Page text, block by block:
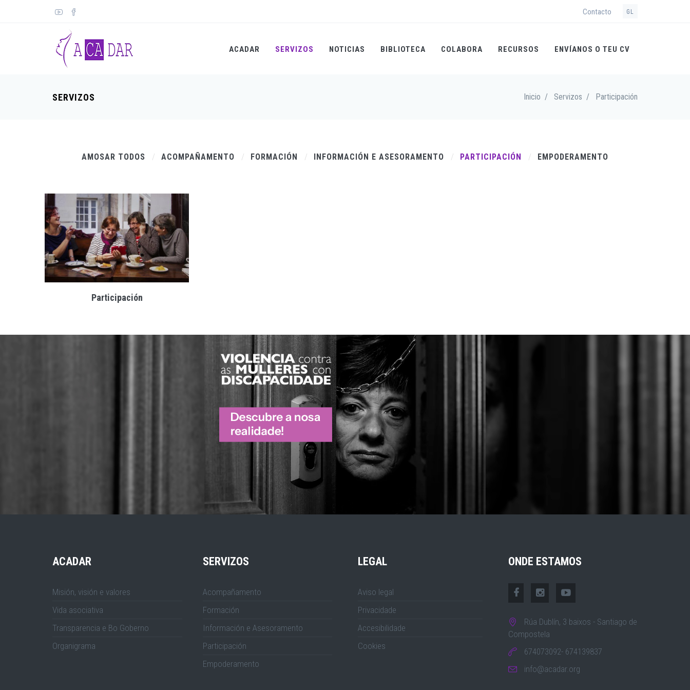
Contacto GL
ACADAR SERVIZOS NOTICIAS BIBLIOTECA COLABORA RECURSOS ENVÍANOS O TEU CV
SERVIZOS Inicio / Servizos / Participación
AMOSAR TODOS ACOMPAÑAMENTO FORMACIÓN INFORMACIÓN E ASESORAMENTO PARTICIPACIÓN EMPODERAMENTO
Participación
ACADAR
Misión, visión e valores
Vida asociativa
Transparencia e Bo Goberno
Organigrama
SERVIZOS
Acompañamento
Formación
Información e Asesoramento
Participación
Empoderamento
LEGAL
Aviso legal
Privacidade
Accesibilidade
Cookies
ONDE ESTAMOS
Rúa Dublín, 3 baixos - Santiago de
Compostela
674073092- 674139837
info@acadar.org